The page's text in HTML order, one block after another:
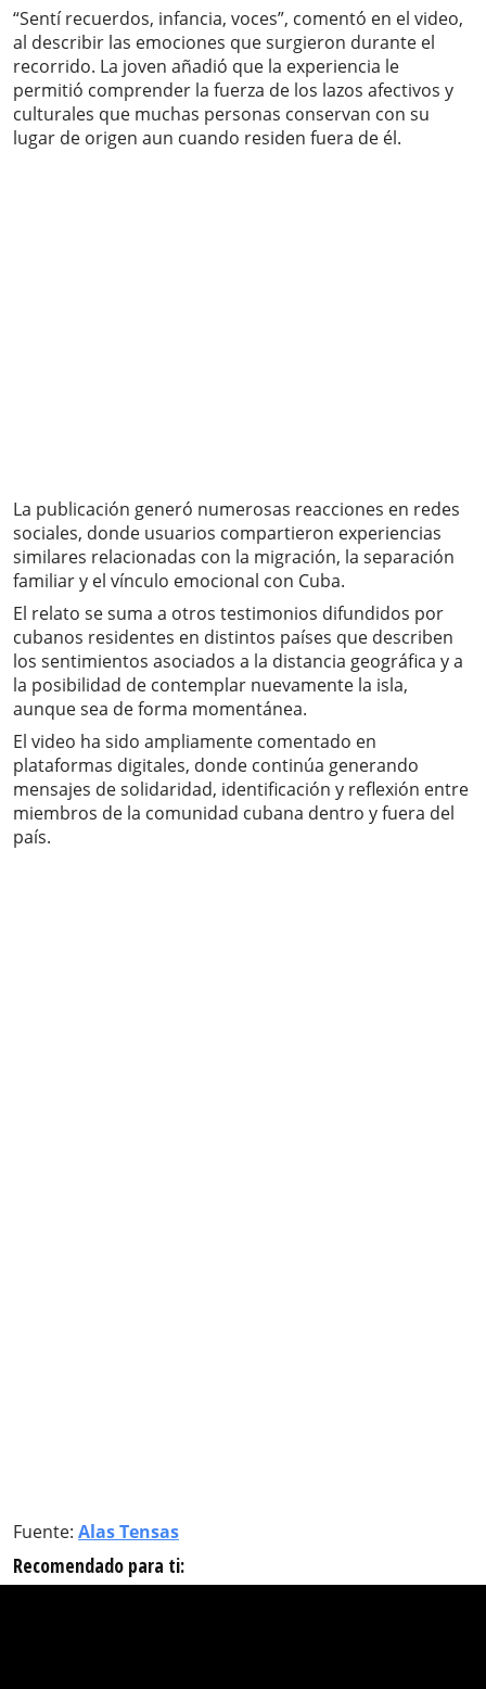
“Sentí recuerdos, infancia, voces”, comentó en el video,
al describir las emociones que surgieron durante el
recorrido. La joven añadió que la experiencia le
permitió comprender la fuerza de los lazos afectivos y
culturales que muchas personas conservan con su
lugar de origen aun cuando residen fuera de él.
La publicación generó numerosas reacciones en redes
sociales, donde usuarios compartieron experiencias
similares relacionadas con la migración, la separación
familiar y el vínculo emocional con Cuba.
El relato se suma a otros testimonios difundidos por
cubanos residentes en distintos países que describen
los sentimientos asociados a la distancia geográfica y a
la posibilidad de contemplar nuevamente la isla,
aunque sea de forma momentánea.
El video ha sido ampliamente comentado en
plataformas digitales, donde continúa generando
mensajes de solidaridad, identificación y reflexión entre
miembros de la comunidad cubana dentro y fuera del
país.
Fuente: Alas Tensas
Recomendado para ti: